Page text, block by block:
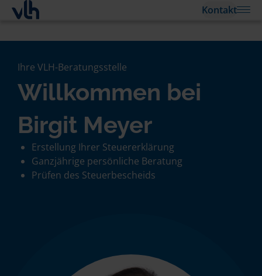
Kontakt
Ihre VLH-Beratungsstelle
Willkommen bei
Birgit Meyer
Erstellung Ihrer Steuererklärung
Ganzjährige persönliche Beratung
Prüfen des Steuerbescheids